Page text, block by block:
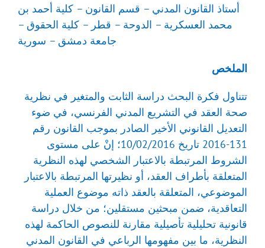
أستاذ القانون المدني – قسم القانون – كلية أحمد بن
محمد العسكرية – الدوحة – قطر – كلية الحقوق –
جامعة دمشق – سورية
الملخص
تتناول فكرة البحث دراسة الثابت والمتغير في نظرية
صحة العقد في التشريع المدني الفرنسي، في ضوء
التعديل القانوني الأخير الصادر بموجب القانون رقم
131-2016 تاريخ 10/02/2016؛ إنْ على مستوى
الشروط المرتبطة بالاعتبار الشخصي لهذه النظرية
المتعلقة بأطراف العقد، أو نظيرتها المرتبطة بالاعتبار
الموضوعي، المتعلقة بالعقد ذاته موضوع العملية
التعاقدية، ضمن مبحثين مستقلين؛ من خلال دراسة
قانونية تحليلية تأصيلية مقارنة للنصوص الحاكمة لهذه
النظرية، ما بين مفهومها الرباعي في القانون المدني